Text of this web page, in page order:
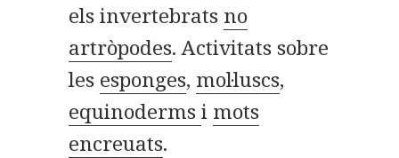
els invertebrats no
artròpodes. Activitats sobre
les esponges, mol·luscs,
equinodermsi mots
encreuats.